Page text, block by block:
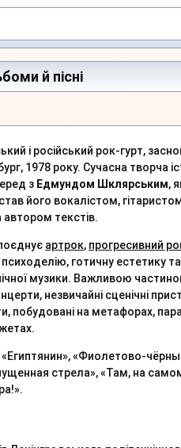
й пісні
і російський рок-гурт,
1978 року. Сучасна творча
з Едмундом Шклярським,
його вокалістом,
текстів.
артрок, прогресивний
психоделію, готичну естетику
музики. Важливою
незвичайні сценічні
побудовані на метафорах,
«Фиолетово-
стрела», «Там, на